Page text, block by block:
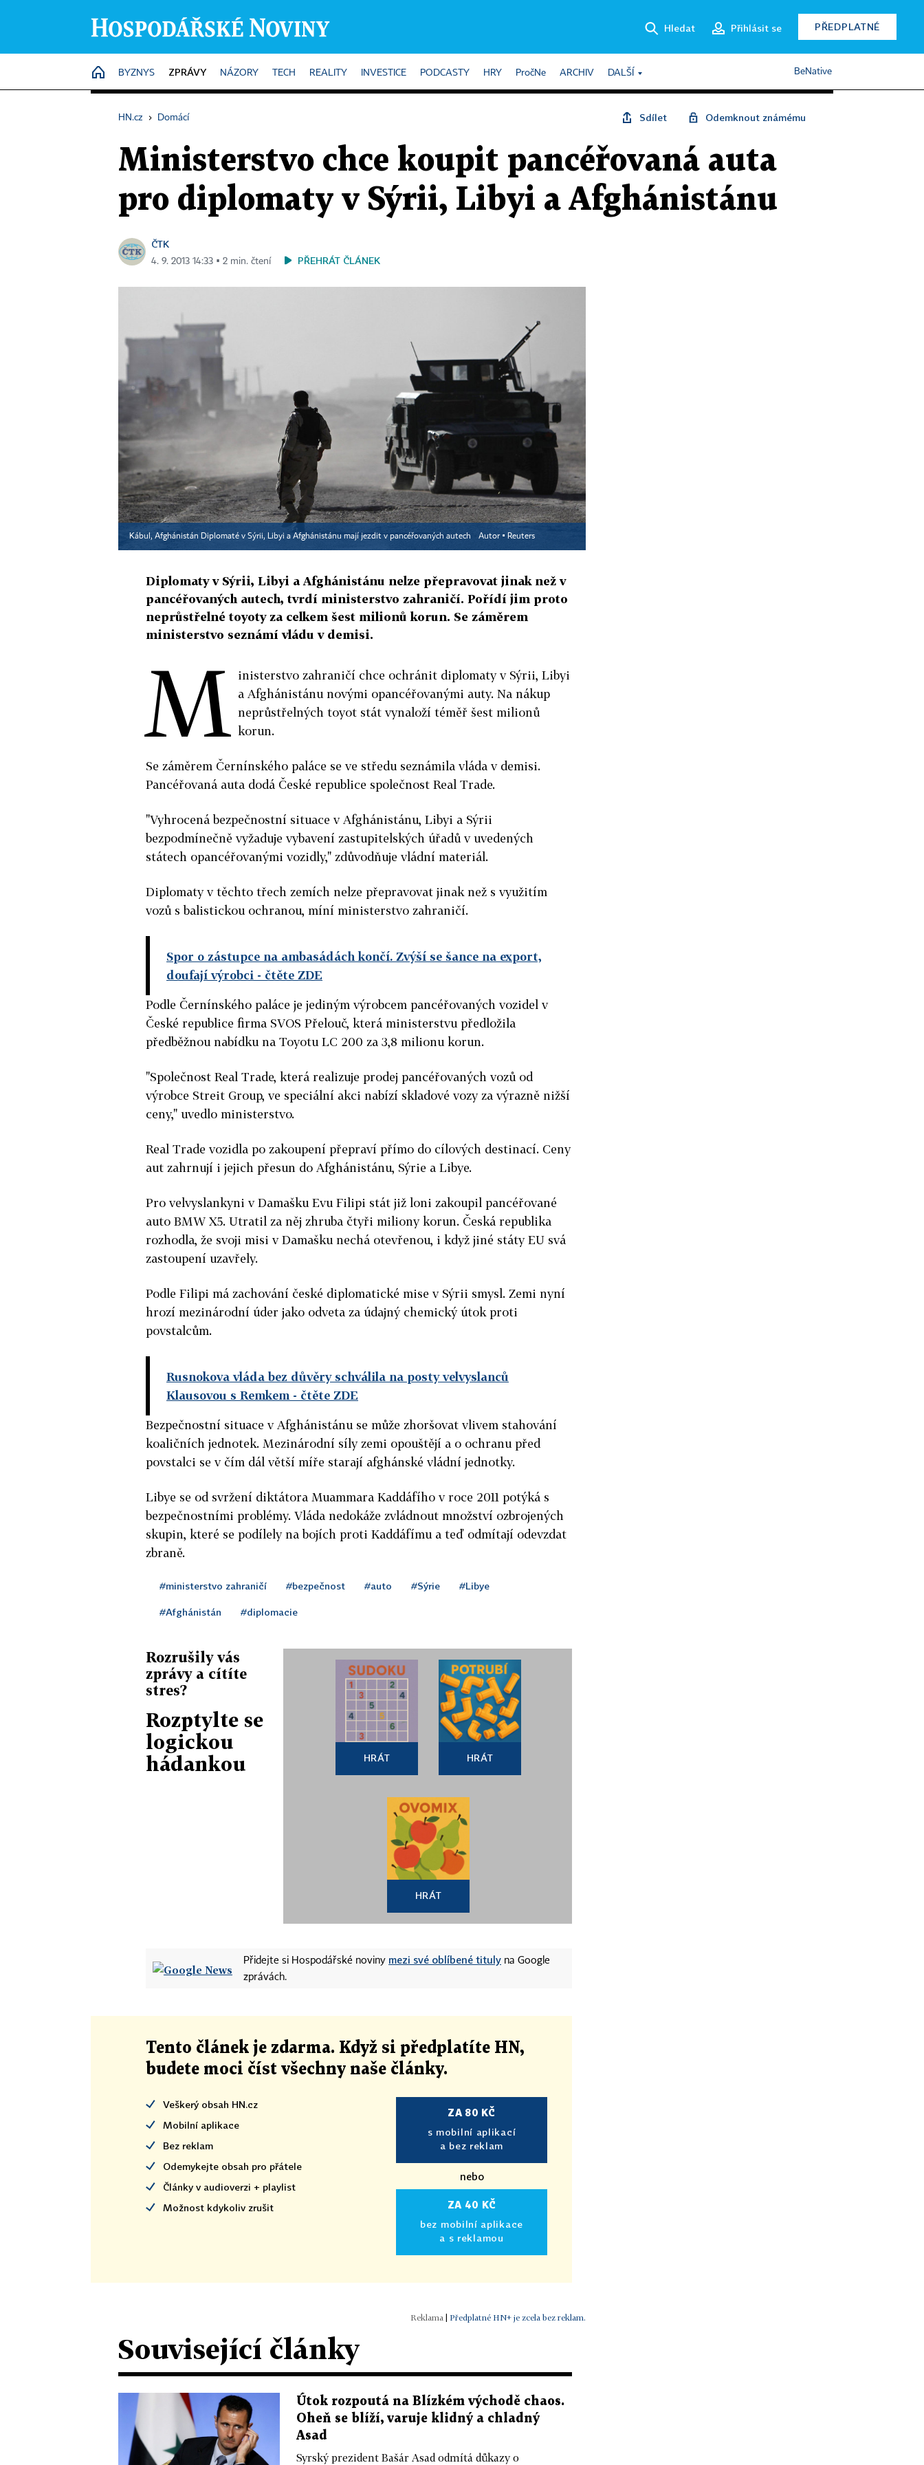
Hledat Přihlásit se PŘEDPLATNÉ
HOME
BYZNYS ZPRÁVY NÁZORY TECH REALITY INVESTICE PODCASTY HRY PročNe ARCHIV DALŠÍ BeNative
HN.cz › Domácí Sdílet Odemknout známému
Ministerstvo chce koupit pancéřovaná auta
pro diplomaty v Sýrii, Libyi a Afghánistánu
ČTK
4. 9. 2013 14:33 ▪ 2 min. čtení PŘEHRÁT ČLÁNEK
Kábul, Afghánistán Diplomaté v Sýrii, Libyi a Afghánistánu mají jezdit v pancéřovaných autech Autor ▪ Reuters
Diplomaty v Sýrii, Libyi a Afghánistánu nelze přepravovat jinak než v
pancéřovaných autech, tvrdí ministerstvo zahraničí. Pořídí jim proto
neprůstřelné toyoty za celkem šest milionů korun. Se záměrem
ministerstvo seznámí vládu v demisi.
M inisterstvo zahraničí chce ochránit diplomaty v Sýrii, Libyi
a Afghánistánu novými opancéřovanými auty. Na nákup
neprůstřelných toyot stát vynaloží téměř šest milionů
korun.
Se záměrem Černínského paláce se ve středu seznámila vláda v demisi.
Pancéřovaná auta dodá České republice společnost Real Trade.
"Vyhrocená bezpečnostní situace v Afghánistánu, Libyi a Sýrii
bezpodmínečně vyžaduje vybavení zastupitelských úřadů v uvedených
státech opancéřovanými vozidly," zdůvodňuje vládní materiál.
Diplomaty v těchto třech zemích nelze přepravovat jinak než s využitím
vozů s balistickou ochranou, míní ministerstvo zahraničí.
Spor o zástupce na ambasádách končí. Zvýší se šance na export,
doufají výrobci - čtěte ZDE
Podle Černínského paláce je jediným výrobcem pancéřovaných vozidel v
České republice firma SVOS Přelouč, která ministerstvu předložila
předběžnou nabídku na Toyotu LC 200 za 3,8 milionu korun.
"Společnost Real Trade, která realizuje prodej pancéřovaných vozů od
výrobce Streit Group, ve speciální akci nabízí skladové vozy za výrazně nižší
ceny," uvedlo ministerstvo.
Real Trade vozidla po zakoupení přepraví přímo do cílových destinací. Ceny
aut zahrnují i jejich přesun do Afghánistánu, Sýrie a Libye.
Pro velvyslankyni v Damašku Evu Filipi stát již loni zakoupil pancéřované
auto BMW X5. Utratil za něj zhruba čtyři miliony korun. Česká republika
rozhodla, že svoji misi v Damašku nechá otevřenou, i když jiné státy EU svá
zastoupení uzavřely.
Podle Filipi má zachování české diplomatické mise v Sýrii smysl. Zemi nyní
hrozí mezinárodní úder jako odveta za údajný chemický útok proti
povstalcům.
Rusnokova vláda bez důvěry schválila na posty velvyslanců
Klausovou s Remkem - čtěte ZDE
Bezpečnostní situace v Afghánistánu se může zhoršovat vlivem stahování
koaličních jednotek. Mezinárodní síly zemi opouštějí a o ochranu před
povstalci se v čím dál větší míře starají afghánské vládní jednotky.
Libye se od svržení diktátora Muammara Kaddáfího v roce 2011 potýká s
bezpečnostními problémy. Vláda nedokáže zvládnout množství ozbrojených
skupin, které se podílely na bojích proti Kaddáfímu a teď odmítají odevzdat
zbraně.
#ministerstvo zahraničí #bezpečnost #auto #Sýrie #Libye
#Afghánistán #diplomacie
Rozrušily vás
zprávy a cítíte
stres?
Rozptylte se
logickou
hádankou
HRÁT HRÁT
HRÁT
Přidejte si Hospodářské noviny mezi své oblíbené tituly na Google
zprávách.
Tento článek je zdarma. Když si předplatíte HN,
budete moci číst všechny naše články.
Veškerý obsah HN.cz
Mobilní aplikace
Bez reklam
Odemykejte obsah pro přátele
Články v audioverzi + playlist
Možnost kdykoliv zrušit
ZA 80 KČ
s mobilní aplikací
a bez reklam
nebo
ZA 40 KČ
bez mobilní aplikace
a s reklamou
| Předplatné HN+ je zcela bez reklam.
Související články
Útok rozpoutá na Blízkém východě chaos.
Oheň se blíží, varuje klidný a chladný
Asad
Syrský prezident Bašár Asad odmítá důkazy o